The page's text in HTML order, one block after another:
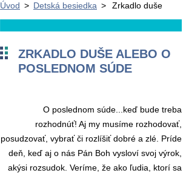
Úvod > Detská besiedka > Zrkadlo duše
ZRKADLO DUŠE ALEBO O
POSLEDNOM SÚDE
O poslednom súde...keď bude treba
rozhodnúť! Aj my musíme rozhodovať,
posudzovať, vybrať či rozlíšiť dobré a zlé. Príde
deň, keď aj o nás Pán Boh vysloví svoj výrok,
akýsi rozsudok. Veríme, že ako ľudia, ktorí sa